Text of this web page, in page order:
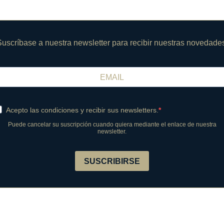
a nuestra newsletter para recibir nuestras
Acepto las condiciones y recibir sus newsletters.
Puede cancelar su suscripción cuando quiera mediante el enlace de nuestra
newsletter.
SUSCRIBIRSE